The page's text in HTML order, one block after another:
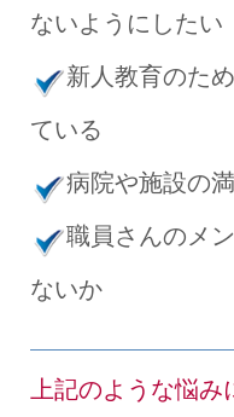
ないようにしたい
新人教育のた
ている
病院や施設の
職員さんのメ
ないか
上記のような悩